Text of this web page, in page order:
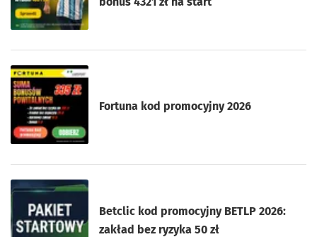
Fortuna kod promocyjny 2026
Betclic kod promocyjny BETLP 2026:
zakład bez ryzyka 50 zł